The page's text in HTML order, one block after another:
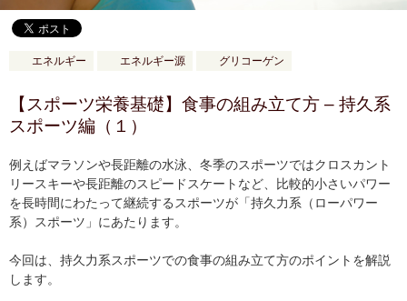
エネルギー エネルギー源 グリコーゲン
【スポーツ栄養基礎】食事の組み立て方 – 持久系
スポーツ編（１）
例えばマラソンや長距離の水泳、冬季のスポーツではクロスカント
リースキーや長距離のスピードスケートなど、比較的小さいパワー
を長時間にわたって継続するスポーツが「持久力系（ローパワー
系）スポーツ」にあたります。
今回は、持久力系スポーツでの食事の組み立て方のポイントを解説
します。